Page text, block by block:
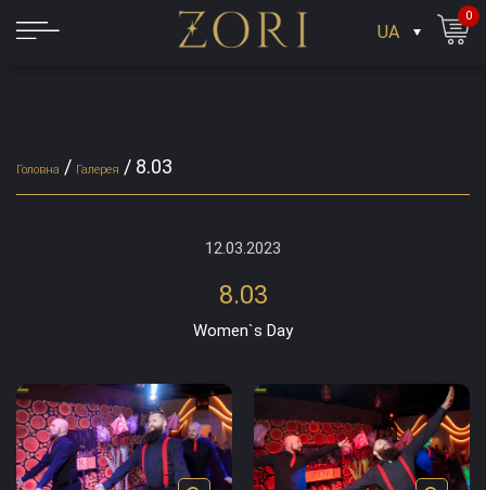
UA
0
Головна / Галерея / 8.03
12.03.2023
8.03
Women`s Day